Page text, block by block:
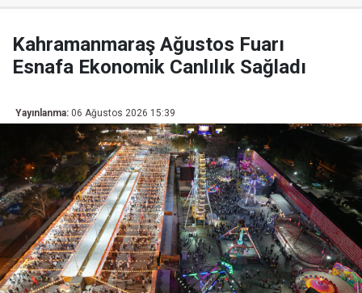
Kahramanmaraş Ağustos Fuarı
Esnafa Ekonomik Canlılık Sağladı
Yayınlanma: 06 Ağustos 2026 15:39